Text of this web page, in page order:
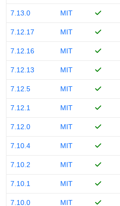
7.13.0 MIT
7.12.17 MIT
7.12.16 MIT
7.12.13 MIT
7.12.5 MIT
7.12.1 MIT
7.12.0 MIT
7.10.4 MIT
7.10.2 MIT
7.10.1 MIT
7.10.0 MIT